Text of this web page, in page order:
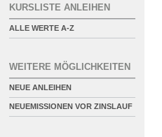
KURSLISTE ANLEIHEN
ALLE WERTE A-Z
WEITERE MÖGLICHKEITEN
NEUE ANLEIHEN
NEUEMISSIONEN VOR ZINSLAUF